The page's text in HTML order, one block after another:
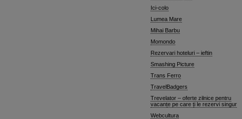
Ici-colo
Lumea Mare
Mihai Barbu
Momondo
Rezervari hoteluri – ieftin
Smashing Picture
Trans Ferro
TravelBadgers
Trevelator – oferte zilnice pentru
vacanțe pe care ți le rezervi singur
Webcultura